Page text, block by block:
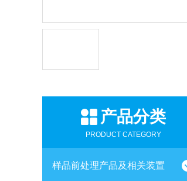
产品分类
PRODUCT CATEGORY
样品前处理产品及相关装置